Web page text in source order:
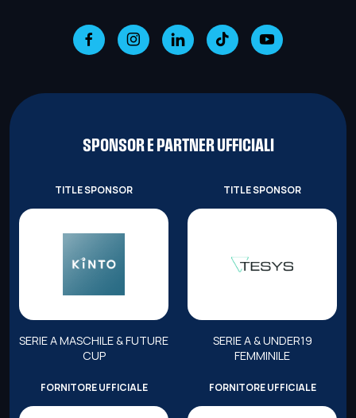
SPONSOR E PARTNER UFFICIALI
TITLE SPONSOR
SERIE A MASCHILE & FUTURE
CUP
TITLE SPONSOR
SERIE A & UNDER19
FEMMINILE
FORNITORE UFFICIALE FORNITORE UFFICIALE